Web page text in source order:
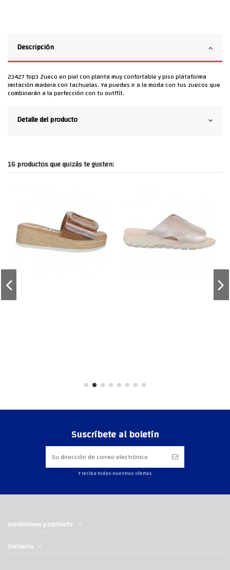
Descripción
23427 Top3 Zueco en piel con planta muy confortable y piso plataforma
imitación madera con tachuelas. Ya puedes ir a la moda con tus zuecos que
combinarán a la perfección con tu outffit.
Detalle del producto
16 productos que quizás te gusten:
Suscríbete al boletín
Y reciba todas nuestras ofertas
Condiciones y contacto
Contacto